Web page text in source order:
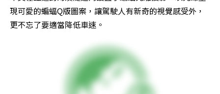
現可愛的蝙蝠Q版圖案，讓駕駛人有新奇的視覺感受外，
更不忘了要適當降低車速。